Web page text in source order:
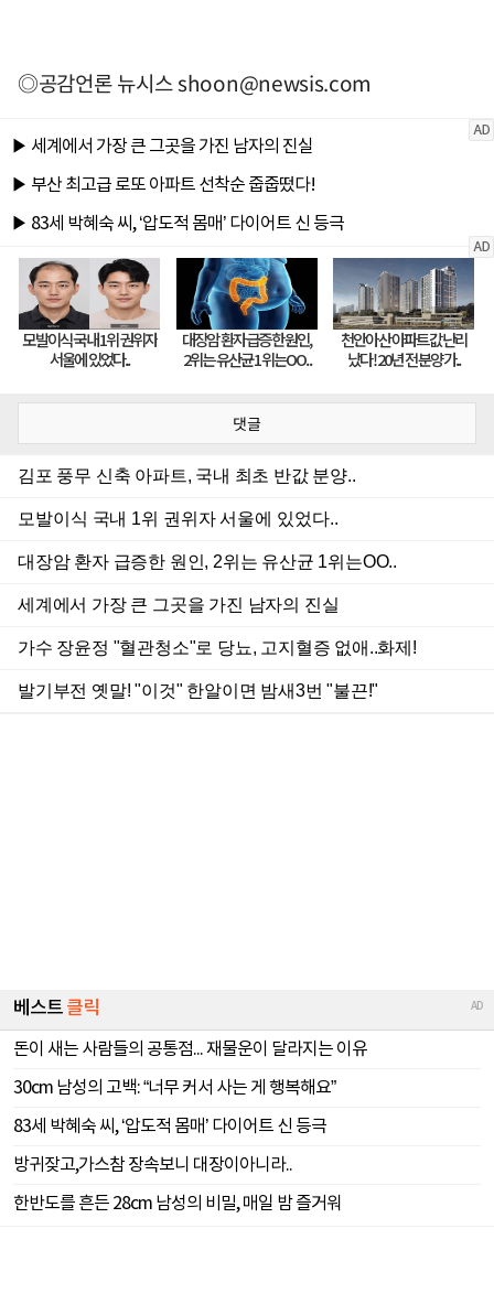
◎공감언론 뉴시스shoon@newsis.com
댓글